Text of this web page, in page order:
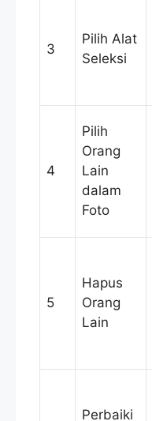
3
Pilih Alat
Seleksi
4
Pilih
Orang
Lain
dalam
Foto
5
Hapus
Orang
Lain
Perbaiki